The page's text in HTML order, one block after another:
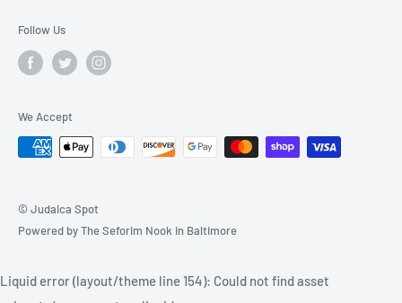
Follow Us
We Accept
© Judaica Spot
Powered by The Seforim Nook in Baltimore
Liquid error (layout/theme line 154): Could not find asset